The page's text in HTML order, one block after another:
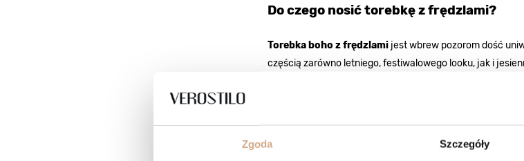
Zgoda Szczegóły
Do czego nosić torebkę z frędzlami?
Torebka boho z frędzlami jest wbrew pozorom dość
częścią zarówno letniego, festiwalowego looku, jak i
dla wieczorowej sukni z cekinami. Jednak jest sporo
długi, jesienny płaszcz w kolorze głębokiego bordo